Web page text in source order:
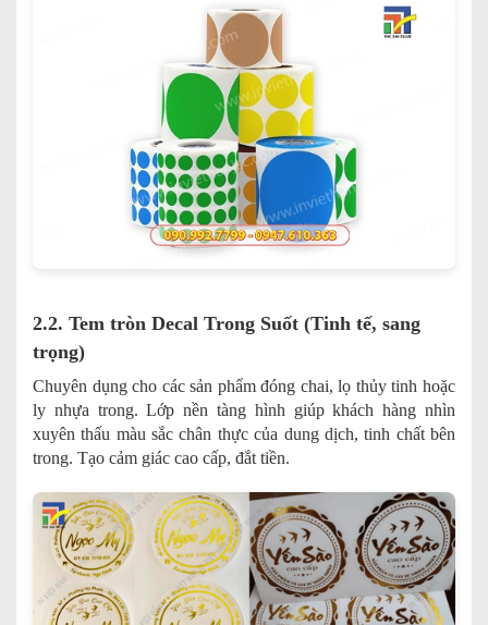
2.2. Tem tròn Decal Trong Suốt (Tinh tế, sang
trọng)
Chuyên dụng cho các sản phẩm đóng chai, lọ thủy tinh hoặc
ly nhựa trong. Lớp nền tàng hình giúp khách hàng nhìn
xuyên thấu màu sắc chân thực của dung dịch, tinh chất bên
trong. Tạo cảm giác cao cấp, đắt tiền.